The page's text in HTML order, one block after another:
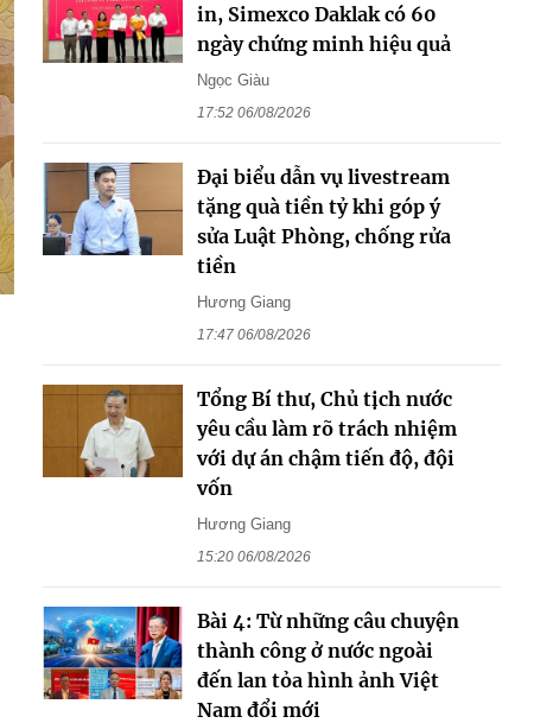
in, Simexco Daklak có 60
ngày chứng minh hiệu quả
Ngọc Giàu
17:52 06/08/2026
Đại biểu dẫn vụ livestream
tặng quà tiền tỷ khi góp ý
sửa Luật Phòng, chống rửa
tiền
Hương Giang
17:47 06/08/2026
Tổng Bí thư, Chủ tịch nước
yêu cầu làm rõ trách nhiệm
với dự án chậm tiến độ, đội
vốn
Hương Giang
15:20 06/08/2026
Bài 4: Từ những câu chuyện
thành công ở nước ngoài
đến lan tỏa hình ảnh Việt
Nam đổi mới